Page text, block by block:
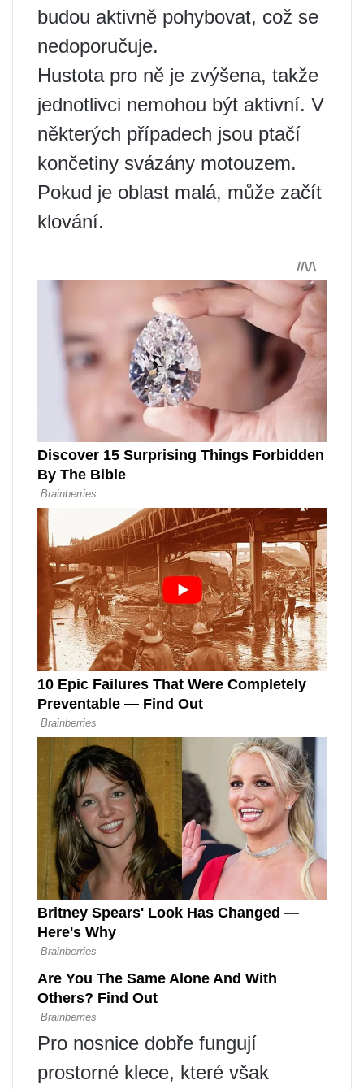
budou aktivně pohybovat, což se
nedoporučuje.
Hustota pro ně je zvýšena, takže
jednotlivci nemohou být aktivní. V
některých případech jsou ptačí
končetiny svázány motouzem.
Pokud je oblast malá, může začít
klování.
Pro nosnice dobře fungují
prostorné klece, které však